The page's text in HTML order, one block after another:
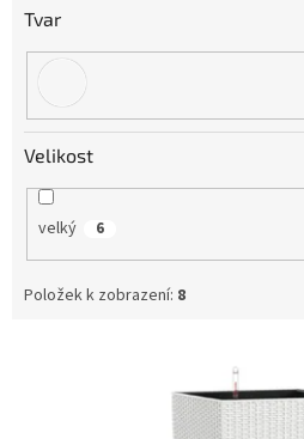
Tvar
Velikost
velký 6
Položek k zobrazení: 8